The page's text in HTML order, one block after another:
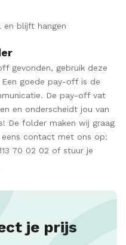
en blijft hangen
gevonden, gebruik deze
goede pay-off is de
De pay-off vat
en onderscheidt jou van
De folder maken wij graag
contact met ons op:
70 02 02 of stuur je
je prijs